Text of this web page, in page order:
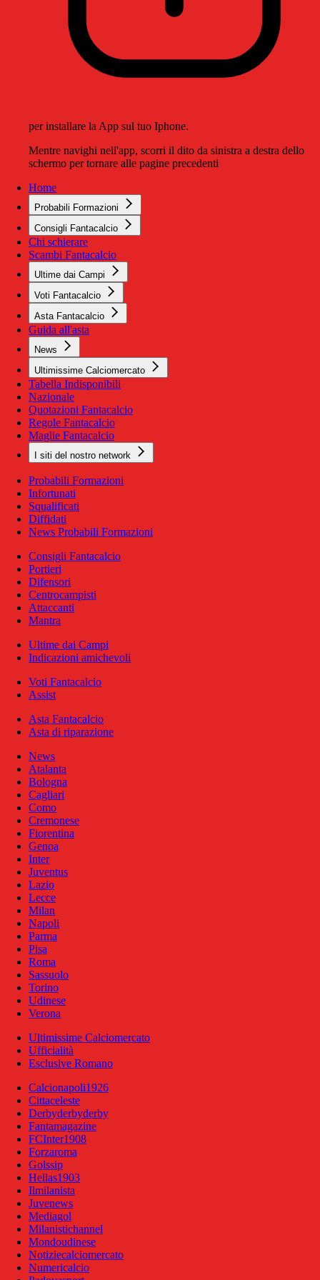
per installare la App sul tuo Iphone.
Mentre navighi nell'app, scorri il dito da sinistra a destra dello
schermo per tornare alle pagine precedenti
Home
Probabili Formazioni
Consigli Fantacalcio
Chi schierare
Scambi Fantacalcio
Ultime dai Campi
Voti Fantacalcio
Asta Fantacalcio
Guida all'asta
News
Ultimissime Calciomercato
Tabella Indisponibili
Nazionale
Quotazioni Fantacalcio
Regole Fantacalcio
Maglie Fantacalcio
I siti del nostro network
Probabili Formazioni
Infortunati
Squalificati
Diffidati
News Probabili Formazioni
Consigli Fantacalcio
Portieri
Difensori
Centrocampisti
Attaccanti
Mantra
Ultime dai Campi
Indicazioni amichevoli
Voti Fantacalcio
Assist
Asta Fantacalcio
Asta di riparazione
News
Atalanta
Bologna
Cagliari
Como
Cremonese
Fiorentina
Genoa
Inter
Juventus
Lazio
Lecce
Milan
Napoli
Parma
Pisa
Roma
Sassuolo
Torino
Udinese
Verona
Ultimissime Calciomercato
Ufficialità
Esclusive Romano
Calcionapoli1926
Cittaceleste
Derbyderbyderby
Fantamagazine
FCInter1908
Forzaroma
Golssip
Hellas1903
Ilmilanista
Juvenews
Mediagol
Milanistichannel
Mondoudinese
Notiziecalciomercato
Numericalcio